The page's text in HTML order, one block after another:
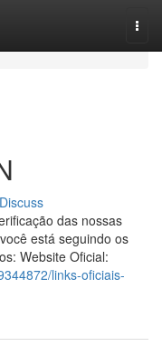
Discuss
das nossas
está seguindo os
Website Oficial:
links-oficiais-